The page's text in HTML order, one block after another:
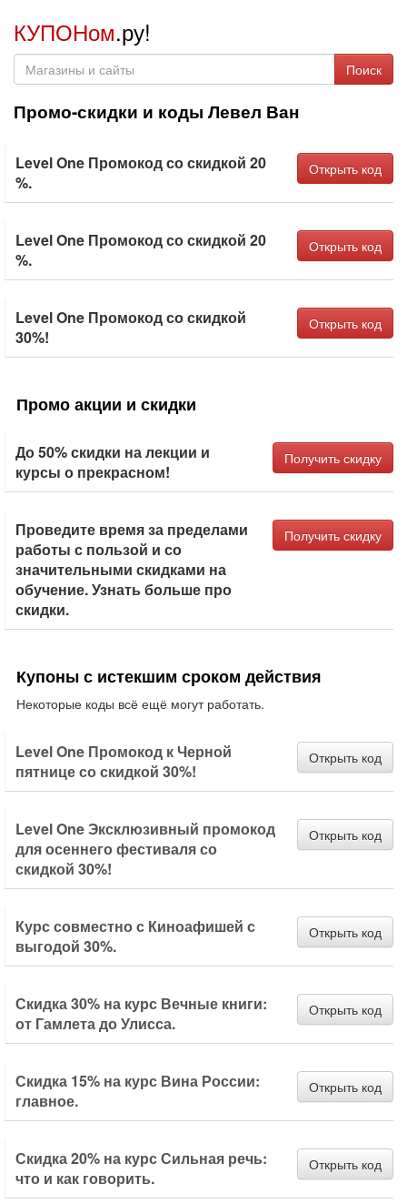
КУПОНом.ру!
Поиск
Промо-скидки и коды Левел Ван
Level One Промокод со скидкой 20
%.
Открыть код
Level One Промокод со скидкой 20
%.
Открыть код
Level One Промокод со скидкой
30%!
Открыть код
Промо акции и скидки
До 50% скидки на лекции и
курсы о прекрасном!
Получить скидку
Проведите время за пределами
работы с пользой и со
значительными скидками на
обучение. Узнать больше про
скидки.
Получить скидку
Купоны с истекшим сроком действия
Некоторые коды всё ещё могут работать.
Level One Промокод к Черной
пятнице со скидкой 30%!
Открыть код
Level One Эксклюзивный промокод
для осеннего фестиваля со
скидкой 30%!
Открыть код
Курс совместно с Киноафишей с
выгодой 30%.
Открыть код
Скидка 30% на курс Вечные книги:
от Гамлета до Улисса.
Открыть код
Скидка 15% на курс Вина России:
главное.
Открыть код
Скидка 20% на курс Сильная речь:
что и как говорить.
Открыть код